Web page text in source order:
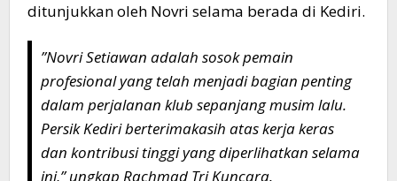
ditunjukkan oleh Novri selama berada di Kediri.
​”Novri Setiawan adalah sosok pemain
profesional yang telah menjadi bagian penting
dalam perjalanan klub sepanjang musim lalu.
Persik Kediri berterimakasih atas kerja keras
dan kontribusi tinggi yang diperlihatkan selama
ini,” ungkap Rachmad Tri Kuncara.